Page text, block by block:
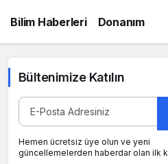
Bilim Haberleri Donanım
Bültenimize Katılın
Hemen ücretsiz üye olun ve yeni
güncellemelerden haberdar olan ilk